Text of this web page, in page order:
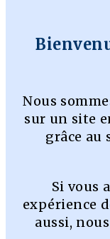
Nous
sur un site
grâce au
Si vous
expérience
aussi,